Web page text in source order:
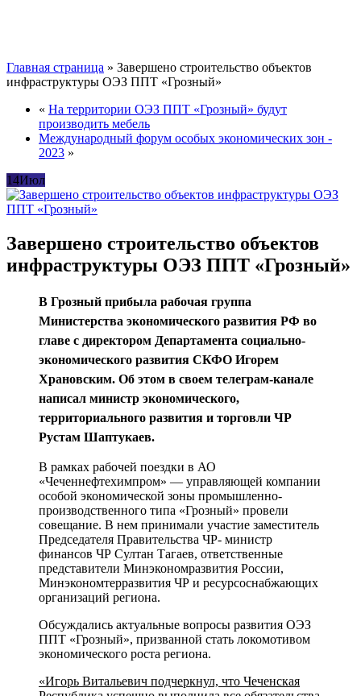
Главная страница » Завершено строительство объектов
инфраструктуры ОЭЗ ППТ «Грозный»
« На территории ОЭЗ ППТ «Грозный» будут
производить мебель
Международный форум особых экономических зон -
2023 »
14Июл
Завершено строительство объектов
инфраструктуры ОЭЗ ППТ «Грозный»
В Грозный прибыла рабочая группа
Министерства экономического развития РФ во
главе с директором Департамента социально-
экономического развития СКФО Игорем
Храновским. Об этом в своем телеграм-канале
написал министр экономического,
территориального развития и торговли ЧР
Рустам Шаптукаев.
В рамках рабочей поездки в АО
«Чеченнефтехимпром» — управляющей компании
особой экономической зоны промышленно-
производственного типа «Грозный» провели
совещание. В нем принимали участие заместитель
Председателя Правительства ЧР- министр
финансов ЧР Султан Тагаев, ответственные
представители Минэкономразвития России,
Минэкономтерразвития ЧР и ресурсоснабжающих
организаций региона.
Обсуждались актуальные вопросы развития ОЭЗ
ППТ «Грозный», призванной стать локомотивом
экономического роста региона.
«Игорь Витальевич подчеркнул, что Чеченская